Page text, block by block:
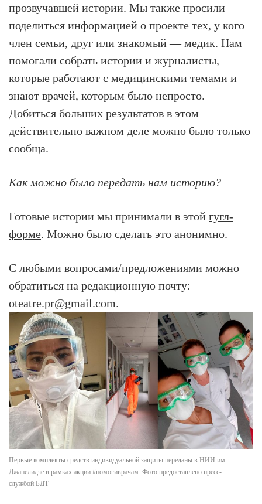
прозвучавшей истории. Мы также просили
поделиться информацией о проекте тех, у кого
член семьи, друг или знакомый — медик. Нам
помогали собрать истории и журналисты,
которые работают с медицинскими темами и
знают врачей, которым было непросто.
Добиться больших результатов в этом
действительно важном деле можно было только
сообща.
Как можно было передать нам историю?
Готовые истории мы принимали в этой гугл-
форме. Можно было сделать это анонимно.
С любыми вопросами/предложениями можно
обратиться на редакционную почту:
oteatre.pr@gmail.com.
Первые комплекты средств индивидуальной защиты переданы в НИИ им.
Джанелидзе в рамках акции #помогиврачам. Фото предоставлено пресс-
службой БДТ